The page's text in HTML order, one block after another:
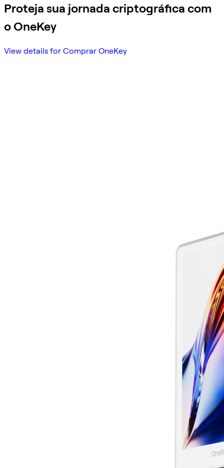
Proteja sua jornada criptográfica com
o OneKey
View details for Comprar OneKey